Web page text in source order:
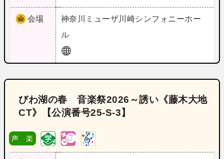
会場 神奈川
ミューザ川崎シンフォニーホー
ル
びわ湖の春 音楽祭2026～誘い《藤木大地
CT》【公演番号25‐S‐3】
声 楽